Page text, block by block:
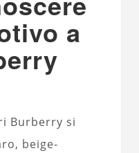
a
Burberry si
beige-